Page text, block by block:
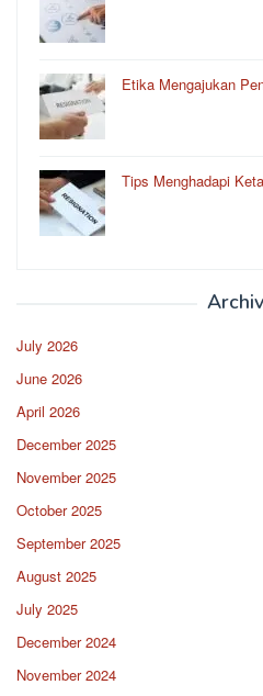
Etika Mengajukan
Tips Menghadapi
July 2026
June 2026
April 2026
December 2025
November 2025
October 2025
September 2025
August 2025
July 2025
December 2024
November 2024